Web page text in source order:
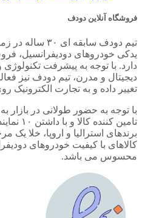
فروشگاه آنلاین دودف
تیم دودف سابقه
یدکی خودروهای دودیفرانسیل،
دارد. با توجه به پیشرفت
دیجیتال و مدرن، تیم دودف نیز
تغییر داده و به تجارت الکترونیک
با توجه به حضور طولانی در بازار به
تامین
برندهای استرالیا و اروپا، خلا
کالاهای با کیفیت خودروهای
محسوس می باشد.